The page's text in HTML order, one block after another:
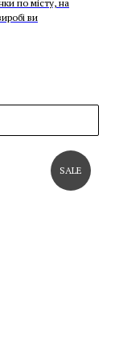
по місту, на
ви
SALE